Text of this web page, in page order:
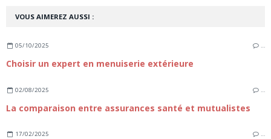
VOUS AIMEREZ AUSSI :
05/10/2025 …
Choisir un expert en menuiserie extérieure
02/08/2025 …
La comparaison entre assurances santé et mutualistes
17/02/2025 …